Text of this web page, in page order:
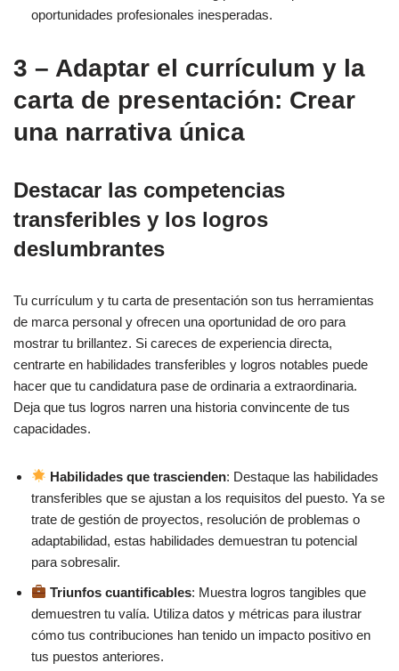
oportunidades profesionales inesperadas.
3 – Adaptar el currículum y la
carta de presentación: Crear
una narrativa única
Destacar las competencias
transferibles y los logros
deslumbrantes
Tu currículum y tu carta de presentación son tus herramientas
de marca personal y ofrecen una oportunidad de oro para
mostrar tu brillantez. Si careces de experiencia directa,
centrarte en habilidades transferibles y logros notables puede
hacer que tu candidatura pase de ordinaria a extraordinaria.
Deja que tus logros narren una historia convincente de tus
capacidades.
Habilidades que trascienden: Destaque las habilidades
transferibles que se ajustan a los requisitos del puesto. Ya se
trate de gestión de proyectos, resolución de problemas o
adaptabilidad, estas habilidades demuestran tu potencial
para sobresalir.
Triunfos cuantificables: Muestra logros tangibles que
demuestren tu valía. Utiliza datos y métricas para ilustrar
cómo tus contribuciones han tenido un impacto positivo en
tus puestos anteriores.